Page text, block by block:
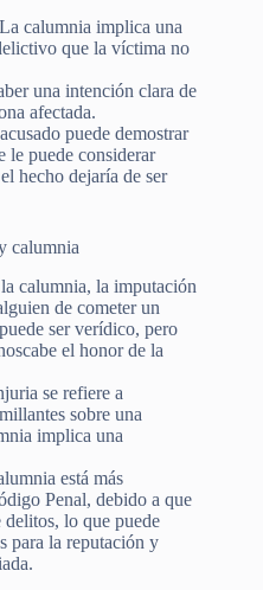
calumnia implica una
que la víctima no
una intención clara de
afectada.
puede demostrar
le puede considerar
hecho dejaría de ser
calumnia
calumnia, la imputación
de cometer un
ser verídico, pero
el honor de la
se refiere a
sobre una
implica una
está más
Penal, debido a que
lo que puede
para la reputación y